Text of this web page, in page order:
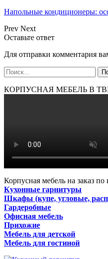
Напольные кондиционеры:
Prev Next
Оставьте ответ
Для отправки комментария
КОРПУСНАЯ МЕБЕЛЬ В
Корпусная мебель на заказ
Кухонные гарнитуры
Шкафы (купе, угловые,
Гардеробные
Офисная мебель
Прихожие
Мебель для детской
Мебель для гостиной